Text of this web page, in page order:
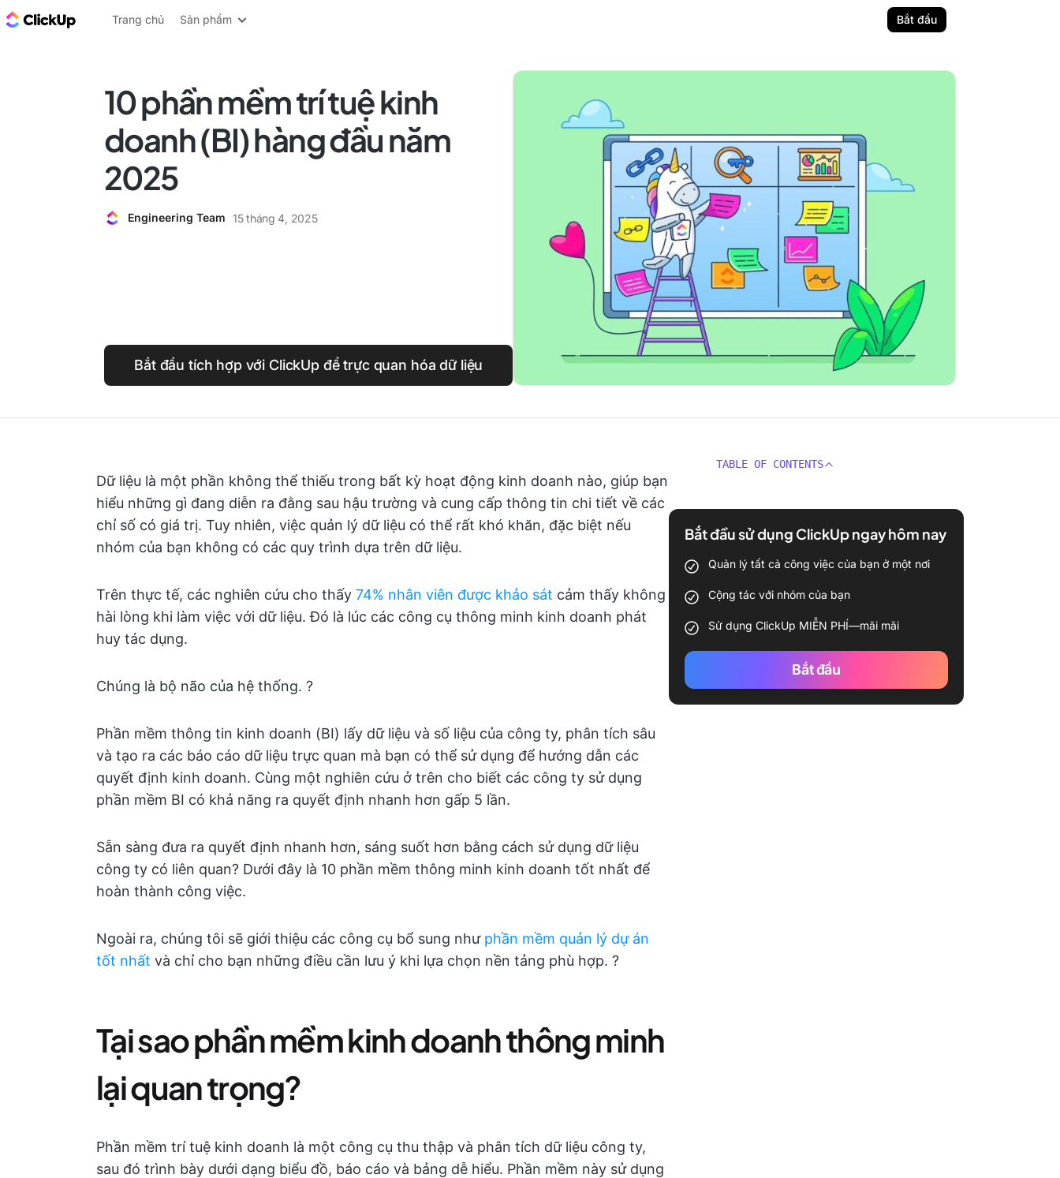
ClickUp Blog
Trang chủ Sản phẩm Bắt đầu
10 phần mềm trí tuệ kinh
doanh (BI) hàng đầu năm
2025
Engineering Team 15 tháng 4, 2025
Bắt đầu tích hợp với ClickUp để trực quan hóa dữ liệu
Dữ liệu là một phần không thể thiếu trong bất kỳ hoạt động kinh doanh nào, giúp bạn
hiểu những gì đang diễn ra đằng sau hậu trường và cung cấp thông tin chi tiết về các
chỉ số có giá trị. Tuy nhiên, việc quản lý dữ liệu có thể rất khó khăn, đặc biệt nếu
nhóm của bạn không có các quy trình dựa trên dữ liệu.
Trên thực tế, các nghiên cứu cho thấy 74% nhân viên được khảo sát cảm thấy không
hài lòng khi làm việc với dữ liệu. Đó là lúc các công cụ thông minh kinh doanh phát
huy tác dụng.
Chúng là bộ não của hệ thống. ?
Phần mềm thông tin kinh doanh (BI) lấy dữ liệu và số liệu của công ty, phân tích sâu
và tạo ra các báo cáo dữ liệu trực quan mà bạn có thể sử dụng để hướng dẫn các
quyết định kinh doanh. Cùng một nghiên cứu ở trên cho biết các công ty sử dụng
phần mềm BI có khả năng ra quyết định nhanh hơn gấp 5 lần.
Sẵn sàng đưa ra quyết định nhanh hơn, sáng suốt hơn bằng cách sử dụng dữ liệu
công ty có liên quan? Dưới đây là 10 phần mềm thông minh kinh doanh tốt nhất để
hoàn thành công việc.
Ngoài ra, chúng tôi sẽ giới thiệu các công cụ bổ sung như phần mềm quản lý dự án
tốt nhất và chỉ cho bạn những điều cần lưu ý khi lựa chọn nền tảng phù hợp. ?
Tại sao phần mềm kinh doanh thông minh
lại quan trọng?
Phần mềm trí tuệ kinh doanh là một công cụ thu thập và phân tích dữ liệu công ty,
sau đó trình bày dưới dạng biểu đồ, báo cáo và bảng dễ hiểu. Phần mềm này sử dụng
TABLE OF CONTENTS
Bắt đầu sử dụng ClickUp ngay hôm nay
Quản lý tất cả công việc của bạn ở một nơi
Cộng tác với nhóm của bạn
Sử dụng ClickUp MIỄN PHÍ—mãi mãi
Bắt đầu